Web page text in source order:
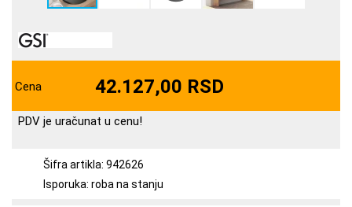
Cena 42.127,00 RSD
PDV je uračunat u cenu!
Šifra artikla: 942626
Isporuka: roba na stanju